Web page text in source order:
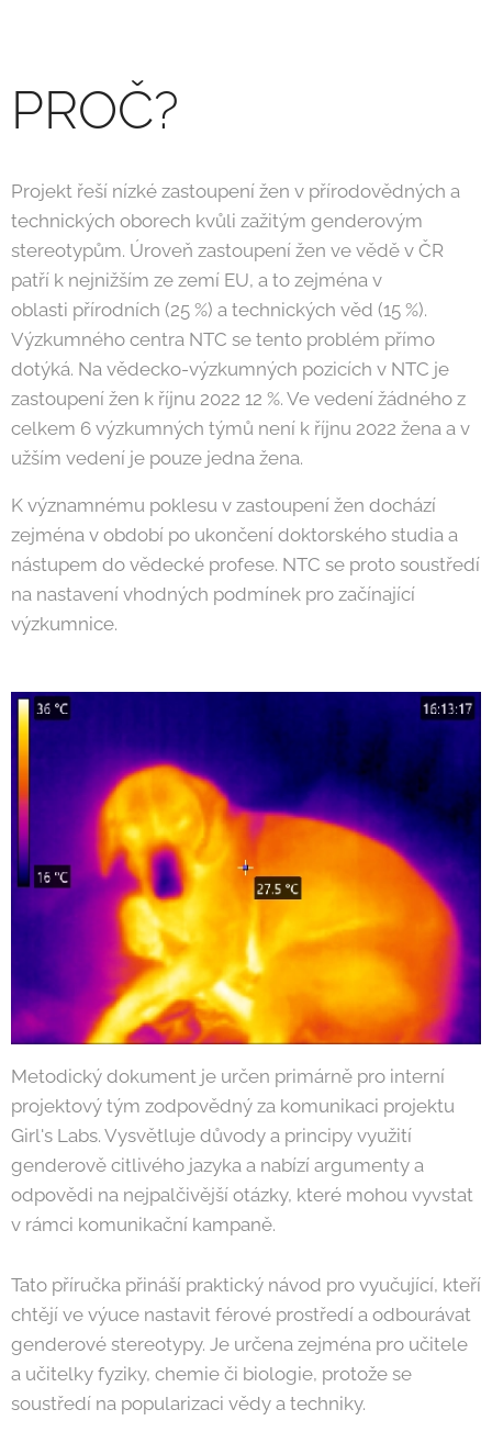
PROČ?
Projekt řeší nízké zastoupení žen v přírodovědných a
technických oborech kvůli zažitým genderovým
stereotypům. Úroveň zastoupení žen ve vědě v ČR
patří k nejnižším ze zemí EU, a to zejména v
oblasti přírodních (25 %) a technických věd (15 %).
Výzkumného centra NTC se tento problém přímo
dotýká. Na vědecko-výzkumných pozicích v NTC je
zastoupení žen k říjnu 2022 12 %. Ve vedení žádného z
celkem 6 výzkumných týmů není k říjnu 2022 žena a v
užším vedení je pouze jedna žena.
K významnému poklesu v zastoupení žen dochází
zejména v období po ukončení doktorského studia a
nástupem do vědecké profese. NTC se proto soustředí
na nastavení vhodných podmínek pro začínající
výzkumnice.
Metodický dokument je určen primárně pro interní
projektový tým zodpovědný za komunikaci projektu
Girl's Labs. Vysvětluje důvody a principy využití
genderově citlivého jazyka a nabízí argumenty a
odpovědi na nejpalčivější otázky, které mohou vyvstat
v rámci komunikační kampaně.
Tato příručka přináší praktický návod pro vyučující, kteří
chtějí ve výuce nastavit férové prostředí a odbourávat
genderové stereotypy. Je určena zejména pro učitele
a učitelky fyziky, chemie či biologie, protože se
soustředí na popularizaci vědy a techniky.